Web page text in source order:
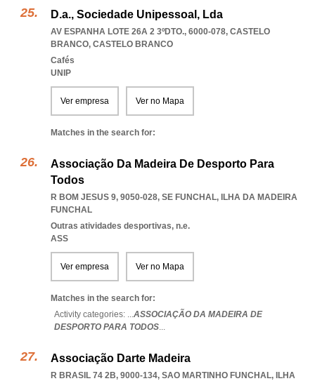
D.a., Sociedade Unipessoal, Lda
AV ESPANHA LOTE 26A 2 3ºDTO., 6000-078, CASTELO
BRANCO, CASTELO BRANCO
Cafés
UNIP
Ver empresa Ver no Mapa
Matches in the search for:
Associação Da Madeira De Desporto Para
Todos
R BOM JESUS 9, 9050-028, SE FUNCHAL, ILHA DA MADEIRA
FUNCHAL
Outras atividades desportivas, n.e.
ASS
Ver empresa Ver no Mapa
Matches in the search for:
Activity categories: ...ASSOCIAÇÃO DA MADEIRA DE
DESPORTO PARA TODOS...
Associação Darte Madeira
R BRASIL 74 2B, 9000-134, SAO MARTINHO FUNCHAL, ILHA